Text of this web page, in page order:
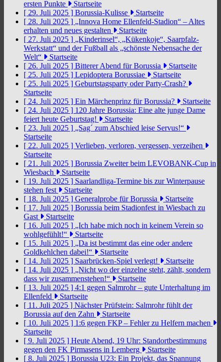
ersten Punkte
Startseite
[ 29. Juli 2025 ] Borussia-Kulisse
Startseite
[ 28. Juli 2025 ] „Innova Home Ellenfeld-Stadion“ – Altes
erhalten und neues gestalten
Startseite
[ 27. Juli 2025 ] „Kinderinsel“, „Kükenkoje“, Saarpfalz-
Werkstatt“ und der Fußball als „schönste Nebensache der
Welt“
Startseite
[ 26. Juli 2025 ] Bitterer Abend für Borussia
Startseite
[ 25. Juli 2025 ] Lepidoptera Borussiae
Startseite
[ 25. Juli 2025 ] Geburtstagsparty oder Party-Crash?
Startseite
[ 24. Juli 2025 ] Ein Märchenprinz für Borussia?
Startseite
[ 24. Juli 2025 ] 120 Jahre Borussia: Eine alte junge Dame
feiert heute Geburtstag!
Startseite
[ 23. Juli 2025 ] „Sag´ zum Abschied leise Servus!“
Startseite
[ 22. Juli 2025 ] Verlieben, verloren, vergessen, verzeihen
Startseite
[ 21. Juli 2025 ] Borussia Zweiter beim LEVOBANK-Cup in
Wiesbach
Startseite
[ 19. Juli 2025 ] Saarlandliga-Termine bis zur Winterpause
stehen fest
Startseite
[ 18. Juli 2025 ] Generalprobe für Borussia
Startseite
[ 17. Juli 2025 ] Borussia beim Stadionfest in Wiesbach zu
Gast
Startseite
[ 16. Juli 2025 ] „Ich habe mich noch in keinem Verein so
wohlgefühlt!“
Startseite
[ 15. Juli 2025 ] „Da ist bestimmt das eine oder andere
Goldkehlchen dabei!“
Startseite
[ 14. Juli 2025 ] Saarbrücken-Spiel verlegt!
Startseite
[ 14. Juli 2025 ] „Nicht wo der einzelne steht, zählt, sondern
dass wir zusammenstehen!“
Startseite
[ 13. Juli 2025 ] 4:1 gegen Salmrohr – gute Unterhaltung im
Ellenfeld
Startseite
[ 11. Juli 2025 ] Nächster Prüfstein: Salmrohr fühlt der
Borussia auf den Zahn
Startseite
[ 10. Juli 2025 ] 1:6 gegen FKP – Fehler zu Helfern machen
Startseite
[ 9. Juli 2025 ] Heute Abend, 19 Uhr: Standortbestimmung
gegen den FK Pirmasens in Lemberg
Startseite
[ 8. Juli 2025 ] Borussia U23: Ein Projekt, das Spannung